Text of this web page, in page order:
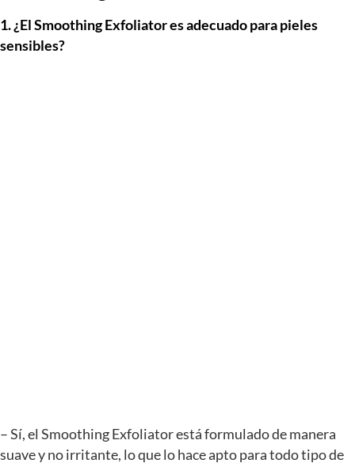
1. ¿El Smoothing Exfoliator es adecuado para pieles
sensibles?
– Sí, el Smoothing Exfoliator está formulado de manera
suave y no irritante, lo que lo hace apto para todo tipo de